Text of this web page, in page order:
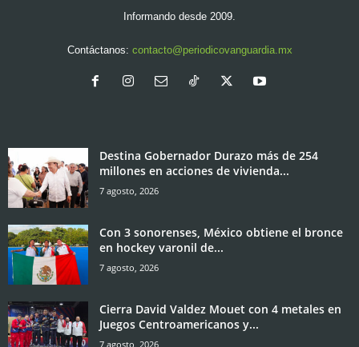
Informando desde 2009.
Contáctanos: contacto@periodicovanguardia.mx
Destina Gobernador Durazo más de 254
millones en acciones de vivienda...
7 agosto, 2026
Con 3 sonorenses, México obtiene el bronce
en hockey varonil de...
7 agosto, 2026
Cierra David Valdez Mouet con 4 metales en
Juegos Centroamericanos y...
7 agosto, 2026